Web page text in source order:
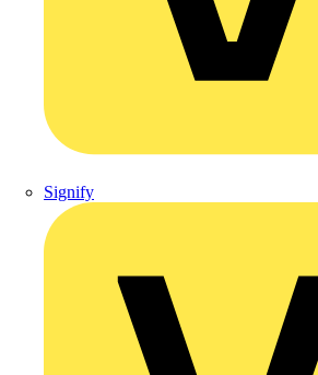
Signify